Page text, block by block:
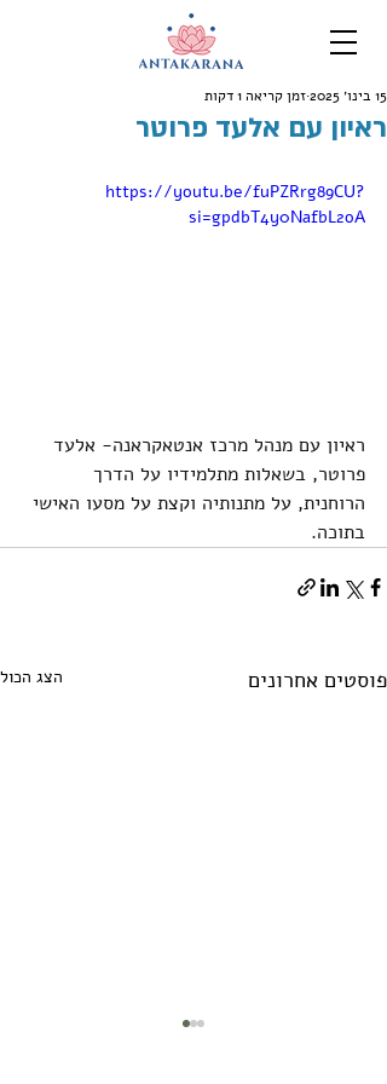
ראיון עם אלעד פרוטר
15 בינו׳ 2025 זמן קריאה 1 דקות
https://youtu.be/fuPZRrg89CU?
si=gpdbT4y0NafbL2oA
ראיון עם מנהל מרכז אנטאקראנה- אלעד
פרוטר, בשאלות מתלמידיו על הדרך
הרוחנית, על מתנותיה וקצת על מסעו האישי
בתוכה.
פוסטים אחרונים הצג הכול